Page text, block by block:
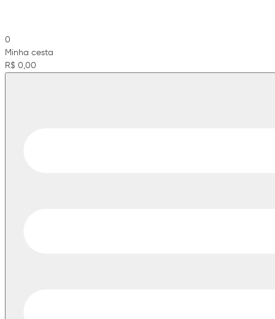
0
Minha cesta
R$ 0,00